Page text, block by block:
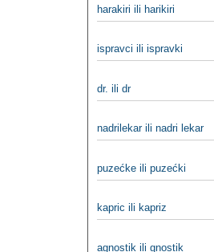
harakiri ili harikiri
ispravci ili ispravki
dr. ili dr
nadrilekar ili nadri lekar
puzećke ili puzećki
kapric ili kapriz
agnostik ili gnostik